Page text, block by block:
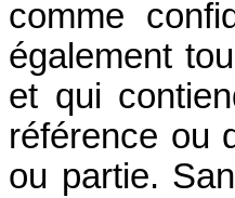
comme
également
et qui
référence ou
ou partie.